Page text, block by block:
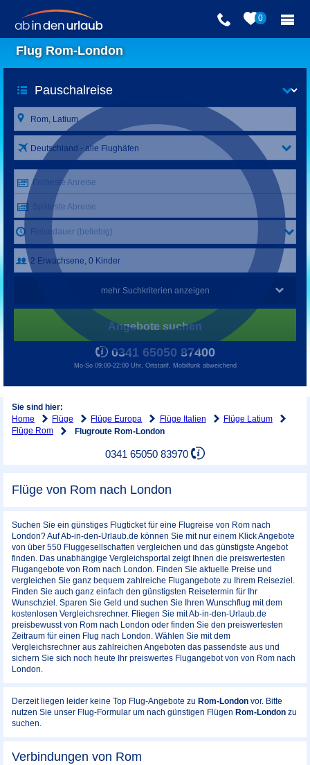
0
Flug Rom-London
Deutschland - alle Flughäfen
Früheste Anreise
Späteste Abreise
Reisedauer (beliebig)
mehr Suchkriterien anzeigen
Angebote suchen
0341 65050 87400
Mo-So 09:00-22:00 Uhr, Ortstarif, Mobilfunk abweichend
Sie sind hier:
Home
Flüge Flüge Europa Flüge Italien
Flüge Latium
Flüge Rom
Flugroute Rom-London
0341 65050 83970
Flüge von Rom nach London
Suchen Sie ein günstiges Flugticket für eine Flugreise von Rom nach
London? Auf Ab-in-den-Urlaub.de können Sie mit nur einem Klick Angebote
von über 550 Fluggesellschaften vergleichen und das günstigste Angebot
finden. Das unabhängige Vergleichsportal zeigt Ihnen die preiswertesten
Flugangebote von Rom nach London. Finden Sie aktuelle Preise und
vergleichen Sie ganz bequem zahlreiche Flugangebote zu Ihrem Reiseziel.
Finden Sie auch ganz einfach den günstigsten Reisetermin für Ihr
Wunschziel. Sparen Sie Geld und suchen Sie Ihren Wunschflug mit dem
kostenlosen Vergleichsrechner. Fliegen Sie mit Ab-in-den-Urlaub.de
preisbewusst von Rom nach London oder finden Sie den preiswertesten
Zeitraum für einen Flug nach London. Wählen Sie mit dem
Vergleichsrechner aus zahlreichen Angeboten das passendste aus und
sichern Sie sich noch heute Ihr preiswertes Flugangebot von von Rom nach
London.
Derzeit liegen leider keine Top Flug-Angebote zu Rom-London vor. Bitte
nutzen Sie unser Flug-Formular um nach günstigen Flügen Rom-London zu
suchen.
Verbindungen von Rom